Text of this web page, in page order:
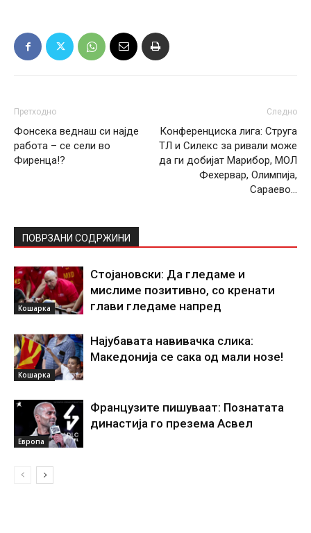
Претходно
Фонсека веднаш си најде
работа – се сели во
Фиренца!?
Следно
Конференциска лига: Струга
ТЛ и Силекс за ривали може
да ги добијат Марибор, МОЛ
Фехервар, Олимпија,
Сараево…
ПОВРЗАНИ СОДРЖИНИ
Кошарка
Стојановски: Да гледаме и
мислиме позитивно, со кренати
глави гледаме напред
Кошарка
Најубавата навивачка слика:
Македонија се сака од мали нозе!
Европа
Французите пишуваат: Познатата
династија го презема Асвел